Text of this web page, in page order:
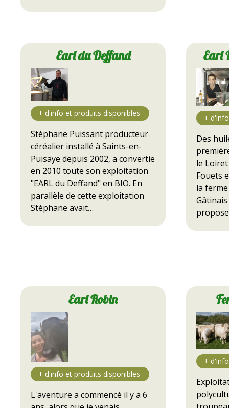
Earl du Deffand
Stéphane Puissant producteur
céréalier installé à Saints-en-
Puisaye depuis 2002, a convertie
en 2010 toute son exploitation
"EARL du Deffand" en BIO. En
parallèle de cette exploitation
Stéphane avait…
Earl
Des
le
Fouets
la
Earl Robin
L'aventure a commencé il y a 6